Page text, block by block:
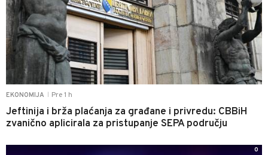
EKONOMIJA Pre 1 h
Jeftinija i brža plaćanja za građane i privredu: CBBiH
zvanično aplicirala za pristupanje SEPA području
0